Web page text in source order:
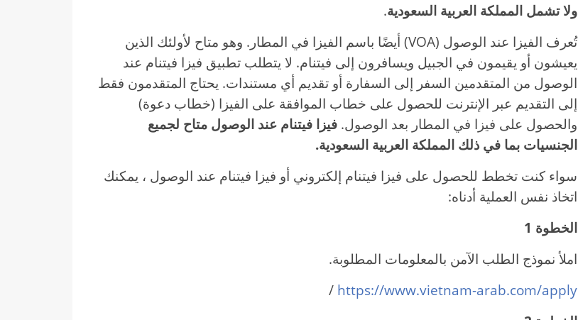
ولا تشمل المملكة العربية السعودية.
تُعرف الفيزا عند الوصول (VOA) أيضًا باسم الفيزا في المطار. وهو متاح لأولئك الذين
يعيشون أو يقيمون في الجبيل ويسافرون إلى فيتنام. لا يتطلب تطبيق فيزا فيتنام عند
الوصول من المتقدمين السفر إلى السفارة أو تقديم أي مستندات. يحتاج المتقدمون فقط
إلى التقديم عبر الإنترنت للحصول على خطاب الموافقة على الفيزا (خطاب دعوة)
والحصول على فيزا في المطار بعد الوصول. فيزا فيتنام عند الوصول متاح لجميع
الجنسيات بما في ذلك المملكة العربية السعودية.
سواء كنت تخطط للحصول على فيزا فيتنام إلكتروني أو فيزا فيتنام عند الوصول ، يمكنك
اتخاذ نفس العملية أدناه:
الخطوة 1
املأ نموذج الطلب الآمن بالمعلومات المطلوبة.
https://www.vietnam-arab.com/apply
/